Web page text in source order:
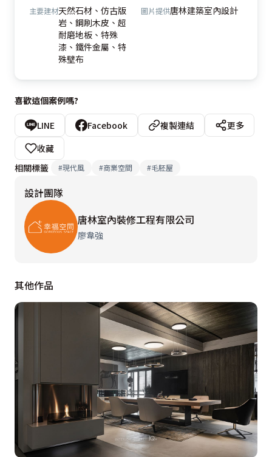
主要建材天然石材、仿古版
岩、鋼刷木皮、超
耐磨地板、特殊
漆、鐵件金屬、特
殊壁布
圖片提供唐林建築室內設計
喜歡這個案例嗎?
LINE Facebook 複製連結
更多
收藏
相關標籤
#現代風 #商業空間 #毛胚屋
設計團隊
唐林室內裝修工程有限公司
廖韋強
其他作品